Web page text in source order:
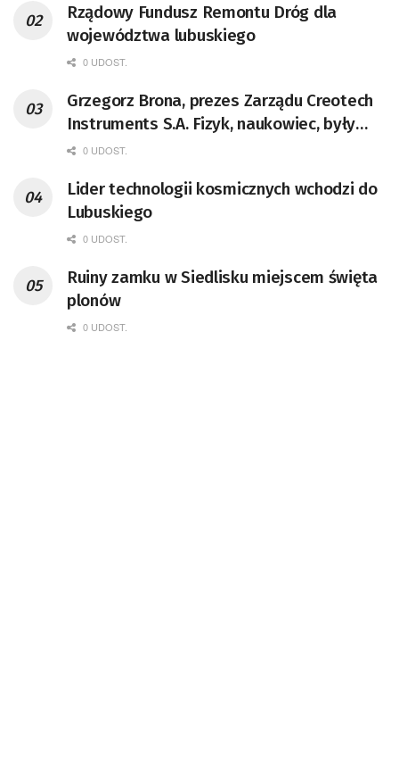
Rządowy Fundusz Remontu Dróg dla
województwa lubuskiego
0 UDOST.
Grzegorz Brona, prezes Zarządu Creotech
Instruments S.A. Fizyk, naukowiec, były
pracownik CERN w Genewie,
doktor habilitowany nauk fizycznych,
koordynator Rady Sektorowej ds.
Kompetencji Przemysłu Lotniczo-
Badań Kosmicznych i Satelitarnych PAN.
0 UDOST.
Lider technologii kosmicznych wchodzi do
Lubuskiego
0 UDOST.
Ruiny zamku w Siedlisku miejscem święta
plonów
0 UDOST.